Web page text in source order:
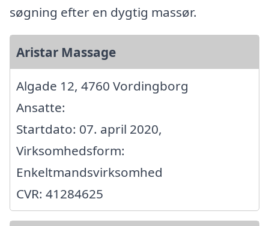
søgning efter en dygtig massør.
Aristar Massage
Algade 12, 4760 Vordingborg
Ansatte:
Startdato: 07. april 2020,
Virksomhedsform:
Enkeltmandsvirksomhed
CVR: 41284625